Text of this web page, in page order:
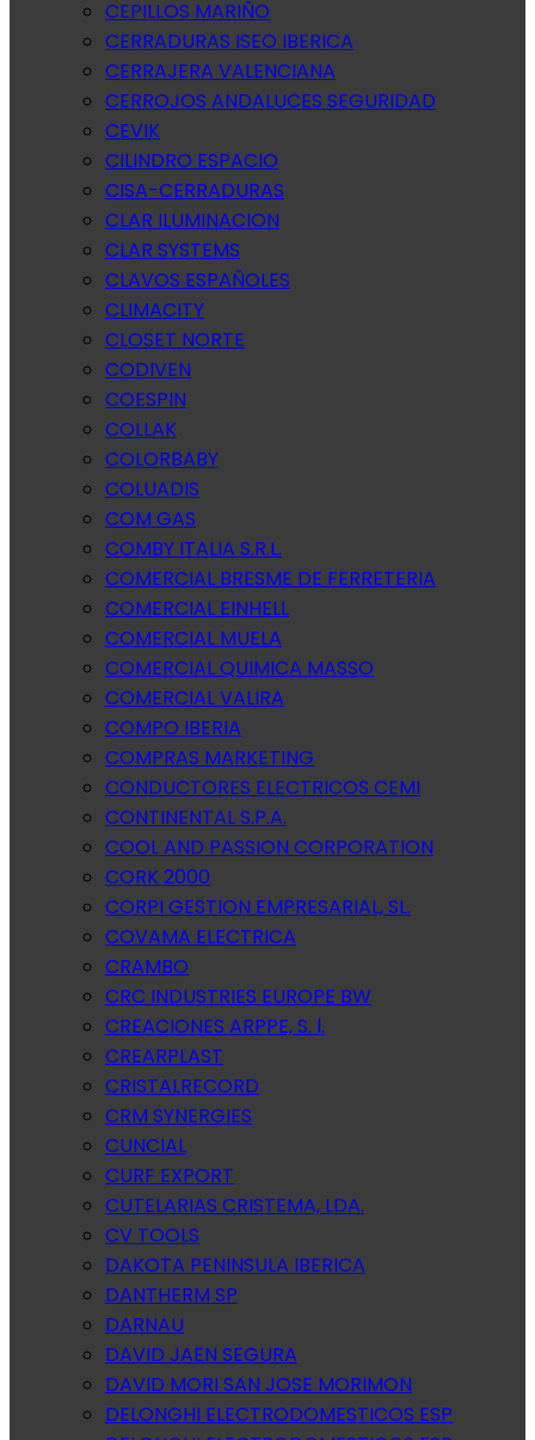
CEPILLOS MARIÑO
CERRADURAS ISEO IBERICA
CERRAJERA VALENCIANA
CERROJOS ANDALUCES SEGURIDAD
CEVIK
CILINDRO ESPACIO
CISA-CERRADURAS
CLAR ILUMINACION
CLAR SYSTEMS
CLAVOS ESPAÑOLES
CLIMACITY
CLOSET NORTE
CODIVEN
COESPIN
COLLAK
COLORBABY
COLUADIS
COM GAS
COMBY ITALIA S.R.L.
COMERCIAL BRESME DE FERRETERIA
COMERCIAL EINHELL
COMERCIAL MUELA
COMERCIAL QUIMICA MASSO
COMERCIAL VALIRA
COMPO IBERIA
COMPRAS MARKETING
CONDUCTORES ELECTRICOS CEMI
CONTINENTAL S.P.A.
COOL AND PASSION CORPORATION
CORK 2000
CORPI GESTION EMPRESARIAL, SL.
COVAMA ELECTRICA
CRAMBO
CRC INDUSTRIES EUROPE BW
CREACIONES ARPPE, S. l.
CREARPLAST
CRISTALRECORD
CRM SYNERGIES
CUNCIAL
CURF EXPORT
CUTELARIAS CRISTEMA, LDA.
CV TOOLS
DAKOTA PENINSULA IBERICA
DANTHERM SP
DARNAU
DAVID JAEN SEGURA
DAVID MORI SAN JOSE MORIMON
DELONGHI ELECTRODOMESTICOS ESP